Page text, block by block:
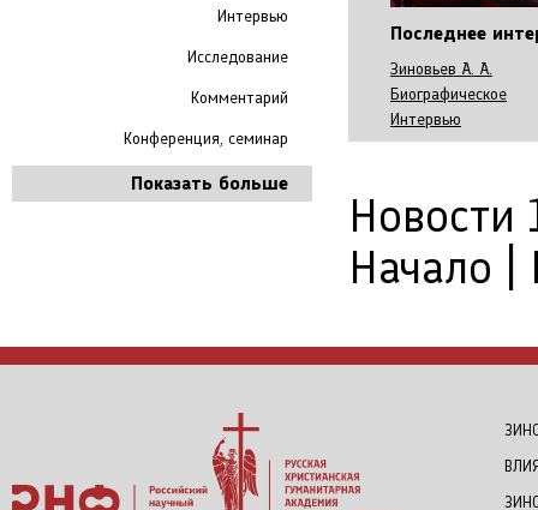
Интервью
Исследование
Комментарий
Конференция, семинар
Показать больше
Последнее
Зиновьев А. А.
Биографическое
Интервью
Новости
Начало